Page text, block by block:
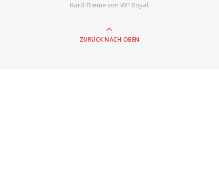
Bard Theme von WP Royal.
ZURÜCK NACH OBEN